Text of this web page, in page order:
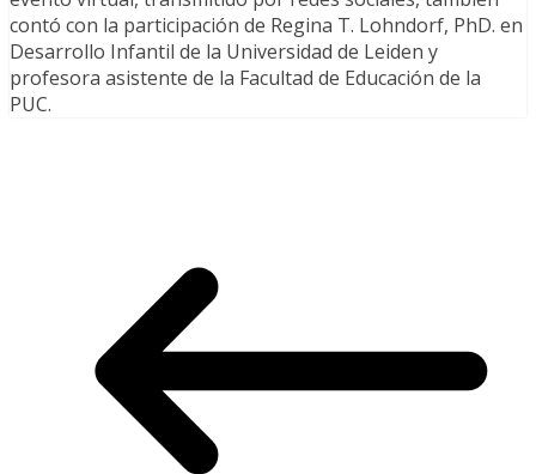
contó con la participación de Regina T. Lohndorf, PhD. en
Desarrollo Infantil de la Universidad de Leiden y
profesora asistente de la Facultad de Educación de la
PUC.